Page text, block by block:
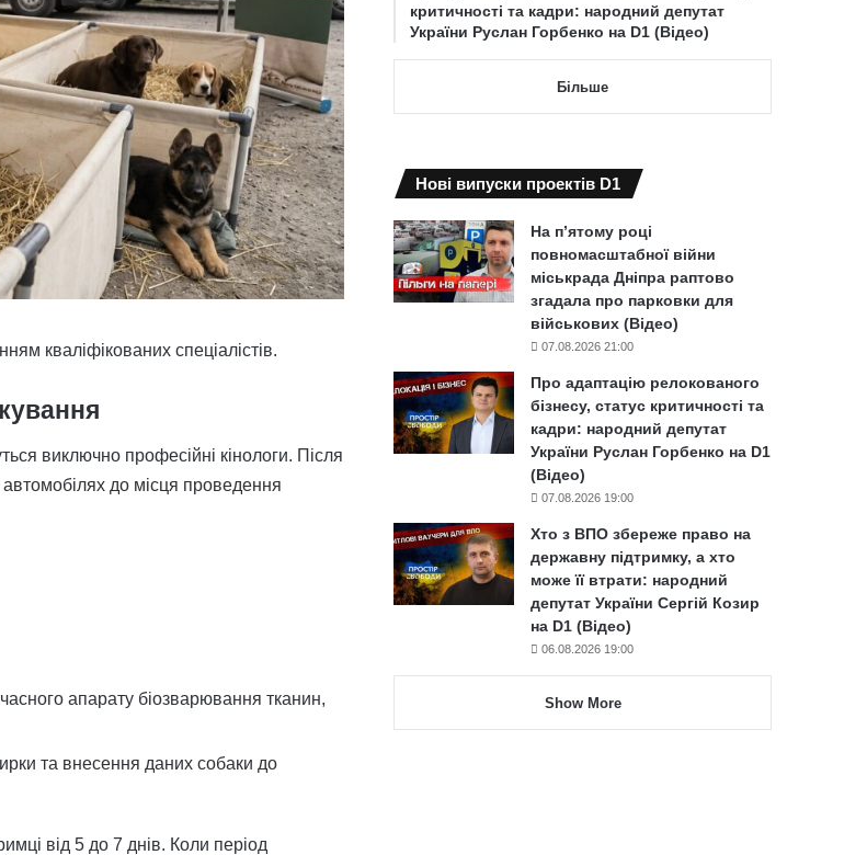
кваліфікованих спеціалістів.
виключно професійні кінологи. Після
до місця проведення
апарату біозварювання тканин,
та внесення даних собаки до
від 5 до 7 днів. Коли період
критичності та кадри: народний депутат
України Руслан Горбенко на D1 (Відео)
Більше
Нові випуски проектів D1
На п’ятому році
повномасштабної війни
міськрада Дніпра раптово
згадала про парковки для
військових (Відео)
07.08.2026 21:00
Про адаптацію релокованого
бізнесу, статус критичності та
кадри: народний депутат
України Руслан Горбенко на D1
(Відео)
07.08.2026 19:00
Хто з ВПО збереже право на
державну підтримку, а хто
може її втрати: народний
депутат України Сергій Козир
на D1 (Відео)
06.08.2026 19:00
Show More